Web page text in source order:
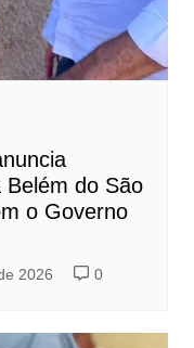
do São
o Governo
2026 0